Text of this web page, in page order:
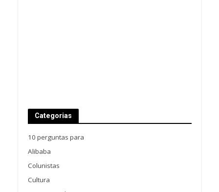
Categorias
10 perguntas para
Alibaba
Colunistas
Cultura